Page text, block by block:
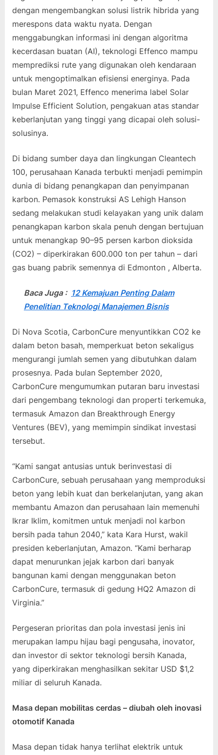
dengan mengembangkan solusi listrik hibrida yang
merespons data waktu nyata. Dengan
menggabungkan informasi ini dengan algoritma
kecerdasan buatan (AI), teknologi Effenco mampu
memprediksi rute yang digunakan oleh kendaraan
untuk mengoptimalkan efisiensi energinya. Pada
bulan Maret 2021, Effenco menerima label Solar
Impulse Efficient Solution, pengakuan atas standar
keberlanjutan yang tinggi yang dicapai oleh solusi-
solusinya.
Di bidang sumber daya dan lingkungan Cleantech
100, perusahaan Kanada terbukti menjadi pemimpin
dunia di bidang penangkapan dan penyimpanan
karbon. Pemasok konstruksi AS Lehigh Hanson
sedang melakukan studi kelayakan yang unik dalam
penangkapan karbon skala penuh dengan bertujuan
untuk menangkap 90–95 persen karbon dioksida
(CO2) – diperkirakan 600.000 ton per tahun – dari
gas buang pabrik semennya di Edmonton , Alberta.
Baca Juga : 12 Kemajuan Penting Dalam
Penelitian Teknologi Manajemen Bisnis
Di Nova Scotia, CarbonCure menyuntikkan CO2 ke
dalam beton basah, memperkuat beton sekaligus
mengurangi jumlah semen yang dibutuhkan dalam
prosesnya. Pada bulan September 2020,
CarbonCure mengumumkan putaran baru investasi
dari pengembang teknologi dan properti terkemuka,
termasuk Amazon dan Breakthrough Energy
Ventures (BEV), yang memimpin sindikat investasi
tersebut.
“Kami sangat antusias untuk berinvestasi di
CarbonCure, sebuah perusahaan yang memproduksi
beton yang lebih kuat dan berkelanjutan, yang akan
membantu Amazon dan perusahaan lain memenuhi
Ikrar Iklim, komitmen untuk menjadi nol karbon
bersih pada tahun 2040,” kata Kara Hurst, wakil
presiden keberlanjutan, Amazon. “Kami berharap
dapat menurunkan jejak karbon dari banyak
bangunan kami dengan menggunakan beton
CarbonCure, termasuk di gedung HQ2 Amazon di
Virginia.”
Pergeseran prioritas dan pola investasi jenis ini
merupakan lampu hijau bagi pengusaha, inovator,
dan investor di sektor teknologi bersih Kanada,
yang diperkirakan menghasilkan sekitar USD $1,2
miliar di seluruh Kanada.
Masa depan mobilitas cerdas – diubah oleh inovasi
otomotif Kanada
Masa depan tidak hanya terlihat elektrik untuk